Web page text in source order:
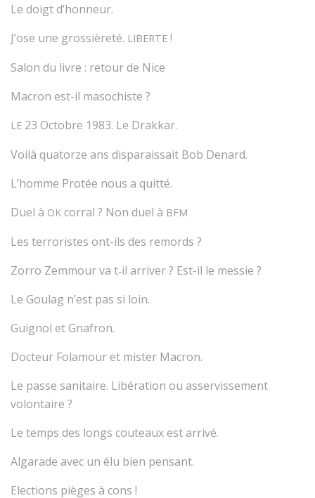
Le doigt d’honneur.
J’ose une grossièreté. LIBERTE !
Salon du livre : retour de Nice
Macron est-il masochiste ?
LE 23 Octobre 1983. Le Drakkar.
Voilà quatorze ans disparaissait Bob Denard.
L’homme Protée nous a quitté.
Duel à OK corral ? Non duel à BFM
Les terroristes ont-ils des remords ?
Zorro Zemmour va t‑il arriver ? Est-il le messie ?
Le Goulag n’est pas si loin.
Guignol et Gnafron.
Docteur Folamour et mister Macron.
Le passe sanitaire. Libération ou asservissement
volontaire ?
Le temps des longs couteaux est arrivé.
Algarade avec un élu bien pensant.
Elections pièges à cons !